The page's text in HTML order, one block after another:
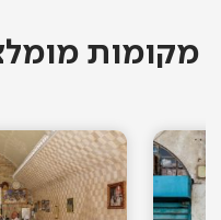
מקומות